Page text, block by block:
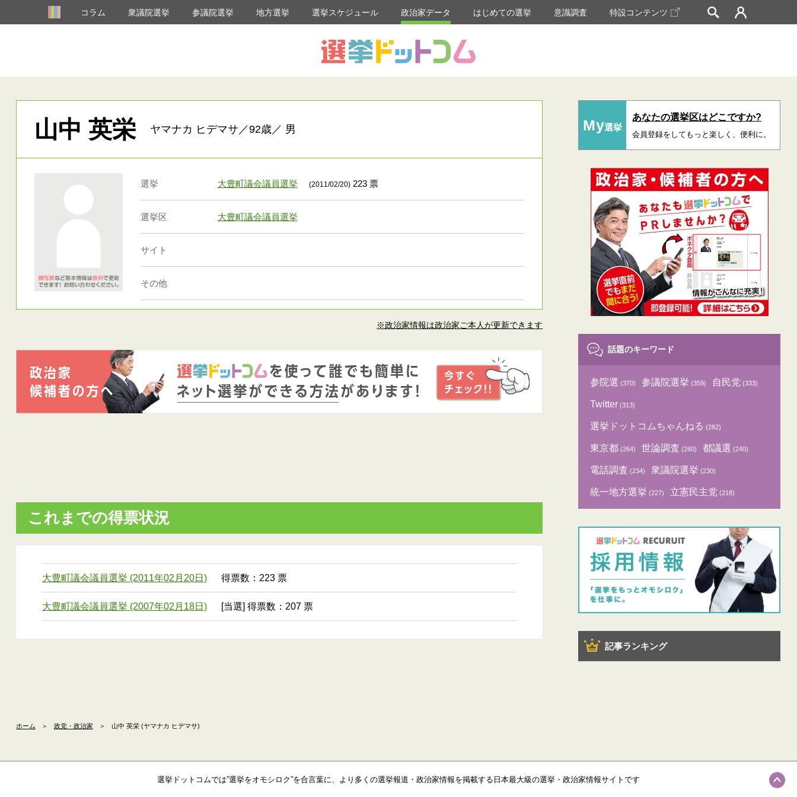
コラム 衆議院選挙 参議院選挙 地方選挙 選挙スケジュール 政治家データ はじめての選挙 意識調査 特設コンテンツ
山中 英栄 ヤマナカ ヒデマサ／92歳／ 男
選挙 大豊町議会議員選挙 (2011/02/20)223 票
選挙区 大豊町議会議員選挙
サイト
その他
※政治家情報は政治家ご本人が更新できます
これまでの得票状況
大豊町議会議員選挙 (2011年02月20日) 得票数：223 票
大豊町議会議員選挙 (2007年02月18日) [当選] 得票数：207 票
My選挙
あなたの選挙区はどこですか?
会員登録をしてもっと楽しく、便利に。
話題のキーワード
参院選 (370) 参議院選挙 (359) 自民党 (333)
Twitter (313)
選挙ドットコムちゃんねる (282)
東京都 (264) 世論調査 (260) 都議選 (240)
電話調査 (234) 衆議院選挙 (230)
統一地方選挙 (227) 立憲民主党 (218)
記事ランキング
ホーム ＞ 政党・政治家 ＞ 山中 英栄 (ヤマナカ ヒデマサ)
選挙ドットコムでは”選挙をオモシロク”を合言葉に、より多くの選挙報道・政治家情報を掲載する日本最大級の選挙・政治家情報サイトです